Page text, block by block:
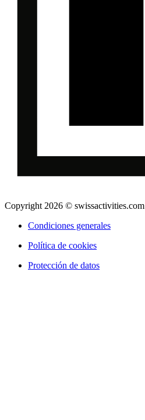
Copyright 2026 © swissactivities.com
Condiciones generales
Política de cookies
Protección de datos